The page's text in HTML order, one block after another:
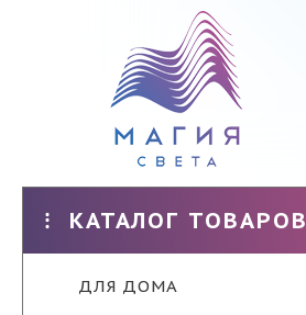
КАТАЛОГ ТОВАРОВ
ДЛЯ ДОМА